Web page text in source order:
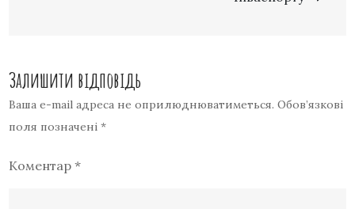
Залишити відповідь
Ваша e-mail адреса не оприлюднюватиметься. Обов’язкові
поля позначені*
Коментар*